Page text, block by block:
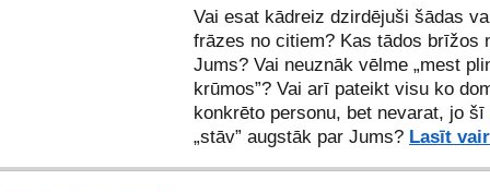
Vai esat kādreiz dzirdējuši šādas
frāzes no citiem? Kas tādos brīžos
Jums? Vai neuznāk vēlme „mest
krūmos”? Vai arī pateikt visu ko
konkrēto personu, bet nevarat, jo šī
„stāv” augstāk par Jums? Lasīt